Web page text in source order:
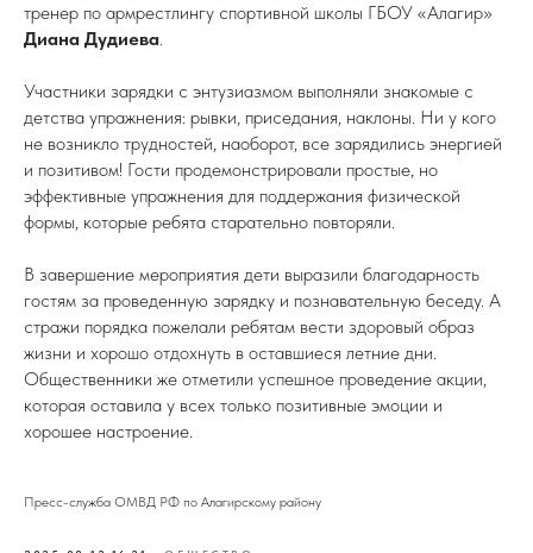
тренер по армрестлингу спортивной школы ГБОУ «Алагир»
Диана Дудиева.
Участники зарядки с энтузиазмом выполняли знакомые с
детства упражнения: рывки, приседания, наклоны. Ни у кого
не возникло трудностей, наоборот, все зарядились энергией
и позитивом! Гости продемонстрировали простые, но
эффективные упражнения для поддержания физической
формы, которые ребята старательно повторяли.
В завершение мероприятия дети выразили благодарность
гостям за проведенную зарядку и познавательную беседу. А
стражи порядка пожелали ребятам вести здоровый образ
жизни и хорошо отдохнуть в оставшиеся летние дни.
Общественники же отметили успешное проведение акции,
которая оставила у всех только позитивные эмоции и
хорошее настроение.
Пресс-служба ОМВД РФ по Алагирскому району